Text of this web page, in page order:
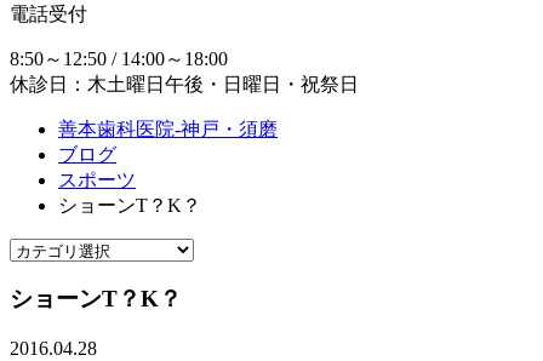
電話受付
8:50～12:50 / 14:00～18:00
休診日：木土曜日午後・日曜日・祝祭日
善本歯科医院-神戸・須磨
ブログ
スポーツ
ショーンT？K？
ショーンT？K？
2016.04.28